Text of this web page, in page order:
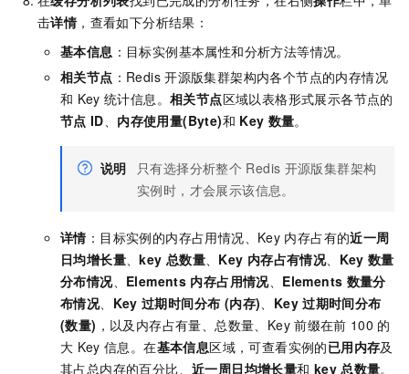
击详情，查看如下分析结果：
基本信息 ：目标实例基本属性和分析方法等情况。
相关节点 ：Redis 开源版集群架构内各个节点的内存情况
和 Key 统计信息。 相关节点区域以表格形式展示各节点的
节点 ID、 内存使用量(Byte)和 Key 数量。
说明 只有选择分析整个 Redis 开源版集群架构
实例时，才会展示该信息。
详情：目标实例的内存占用情况、Key 内存占有的近一周
日均增长量、key 总数量、 Key 内存占有情况、 Key 数量
分布情况、 Elements 内存占用情况、 Elements 数量分
布情况、 Key 过期时间分布 (内存)、 Key 过期时间分布
(数量) ，以及内存占有量、总数量、Key 前缀在前 100 的
大 Key 信息。在基本信息区域，可查看实例的已用内存及
其占总内存的百分比、 近一周日均增长量和 key 总数量。